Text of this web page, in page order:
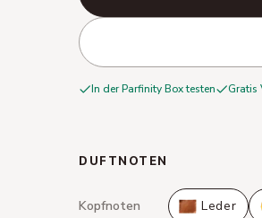
In der Parfinity Box testen Gratis
DUFTNOTEN
Kopfnoten Leder